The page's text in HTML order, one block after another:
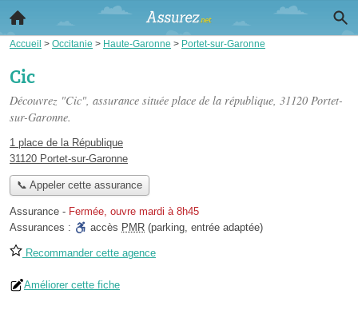
Accueil > Occitanie > Haute-Garonne > Portet-sur-Garonne
Cic
Découvrez "Cic", assurance située place de la république, 31120 Portet-
sur-Garonne.
1 place de la République
31120 Portet-sur-Garonne
📞 Appeler cette assurance
Assurance - Fermée, ouvre mardi à 8h45
Assurances :
accès PMR (parking, entrée adaptée)
Recommander cette agence
Améliorer cette fiche